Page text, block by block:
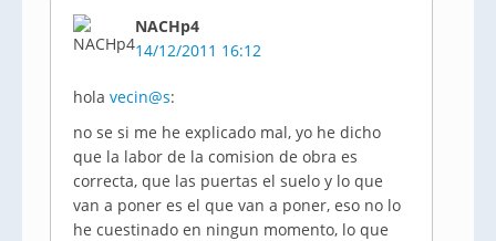
NACHp4
14/12/2011 16:12
hola vecin@s:
no se si me he explicado mal, yo he dicho
que la labor de la comision de obra es
correcta, que las puertas el suelo y lo que
van a poner es el que van a poner, eso no lo
he cuestinado en ningun momento, lo que